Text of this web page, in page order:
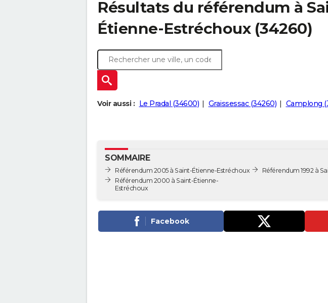
Résultats du référendum à
Étienne-Estréchoux (34260)
Voir aussi : Le Pradal (34600) Graissessac (34260) Camplong
SOMMAIRE
Référendum 2005 à Saint-Étienne-Estréchoux
Référendum 2000 à Saint-Étienne-
Estréchoux
Référendum 1992 à
Facebook